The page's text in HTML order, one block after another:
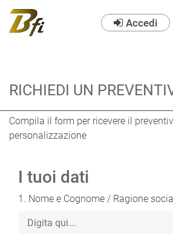
Accedi
RICHIEDI UN
Compila il form per ricevere il
personalizzazione
I tuoi dati
1. Nome e Cognome / Ragione